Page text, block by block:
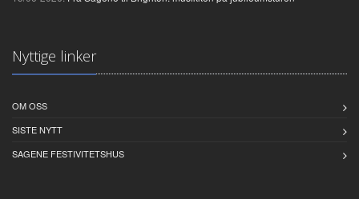
Nyttige linker
OM OSS
SISTE NYTT
SAGENE FESTIVITETSHUS